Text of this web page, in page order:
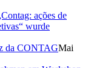
ações de
wurde
da CONTAGMai